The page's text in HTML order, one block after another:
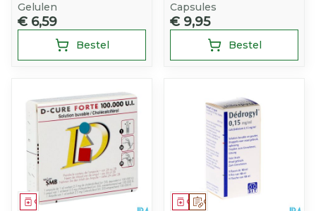
Gelulen
€ 6,59
Bestel
Capsules
€ 9,95
Bestel
Geneesmiddel Op voorschrift
Geneesmiddel